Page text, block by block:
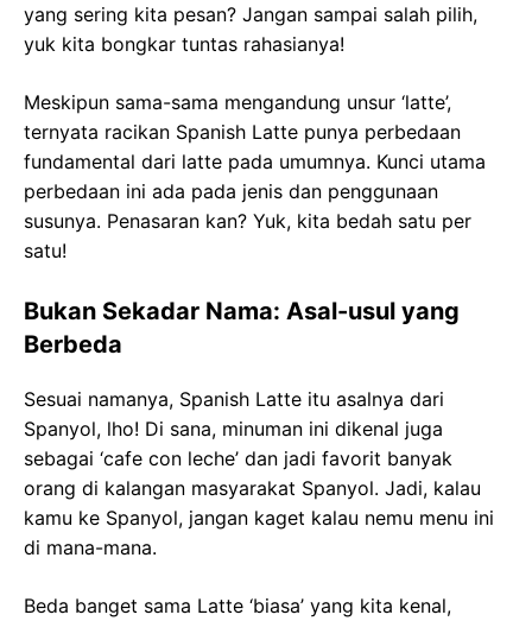
yang sering kita pesan? Jangan sampai salah pilih,
yuk kita bongkar tuntas rahasianya!
Meskipun sama-sama mengandung unsur ‘latte’,
ternyata racikan Spanish Latte punya perbedaan
fundamental dari latte pada umumnya. Kunci utama
perbedaan ini ada pada jenis dan penggunaan
susunya. Penasaran kan? Yuk, kita bedah satu per
satu!
Bukan Sekadar Nama: Asal-usul yang
Berbeda
Sesuai namanya, Spanish Latte itu asalnya dari
Spanyol, lho! Di sana, minuman ini dikenal juga
sebagai ‘cafe con leche’ dan jadi favorit banyak
orang di kalangan masyarakat Spanyol. Jadi, kalau
kamu ke Spanyol, jangan kaget kalau nemu menu ini
di mana-mana.
Beda banget sama Latte ‘biasa’ yang kita kenal,